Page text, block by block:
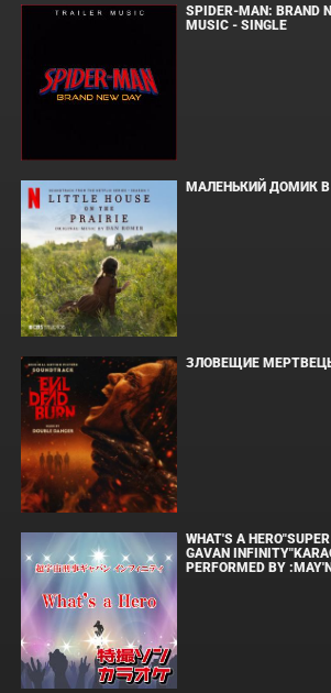
SPIDER-MAN: BRAND
MUSIC - SINGLE
МАЛЕНЬКИЙ ДОМИК В
ЗЛОВЕЩИЕ
WHAT'S A
GAVAN
PERFORMED BY